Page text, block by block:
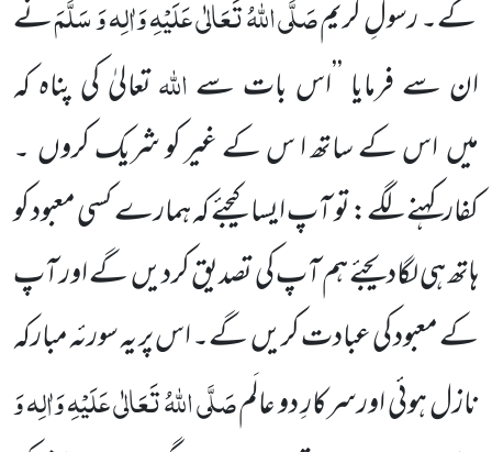
گے۔ رسولِ کریمصَلَّی اللّٰہُ تَعَالٰی عَلَیْہِ وَاٰلِہ وَ سَلَّمَنے
ان سے فرمایا ’’اس بات سےاللّٰہتعالیٰکی پناہ کہ
میںاس کے ساتھ ا س کے غیر کو شریک کروں ۔
کفارکہنےلگے: تو آپ ایسا کیجئے کہ ہمارے کسی معبود کو
ہاتھ ہی لگادیجئے ہم آپ کی تصدیق کردیںگے اور آپ
کے معبود کیعبادت کریںگے۔ اس پر یہ سورئہ مبارکہ
نازل ہوئی اورسرکارِ دو عالَمصَلَّی اللّٰہُ تَعَالٰی عَلَیْہِ وَاٰلِہ وَ